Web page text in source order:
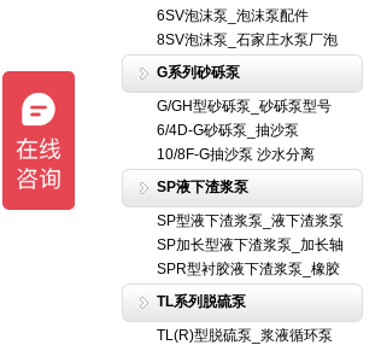
6SV泡沫泵_泡沫泵配件
8SV泡沫泵_石家庄水泵厂泡
G系列砂砾泵
G/GH型砂砾泵_砂砾泵型号
6/4D-G砂砾泵_抽沙泵
10/8F-G抽沙泵 沙水分离
SP液下渣浆泵
SP型液下渣浆泵_液下渣浆泵
SP加长型液下渣浆泵_加长轴
SPR型衬胶液下渣浆泵_橡胶
TL系列脱硫泵
TL(R)型脱硫泵_浆液循环泵